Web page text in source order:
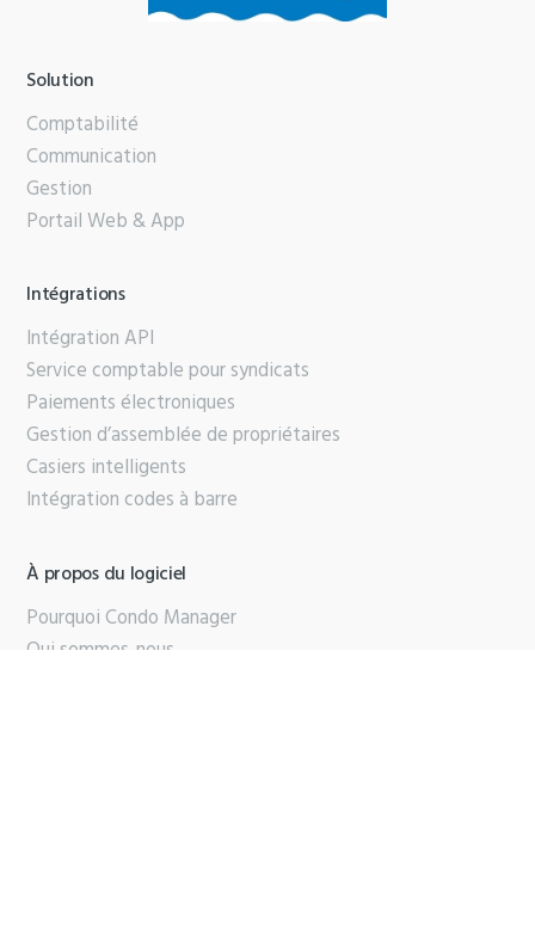
Solution
Comptabilité
Communication
Gestion
Portail Web & App
Intégrations
Intégration API
Service comptable pour syndicats
Paiements électroniques
Gestion d’assemblée de propriétaires
Casiers intelligents
Intégration codes à barre
À propos du logiciel
Pourquoi Condo Manager
Qui sommes-nous